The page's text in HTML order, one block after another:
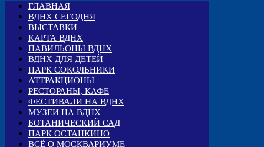
ГЛАВНАЯ
ВДНХ СЕГОДНЯ
ВЫСТАВКИ
КАРТА ВДНХ
ПАВИЛЬОНЫ ВДНХ
ВДНХ ДЛЯ ДЕТЕЙ
ПАРК СОКОЛЬНИКИ
АТТРАКЦИОНЫ
РЕСТОРАНЫ, КАФЕ
ФЕСТИВАЛИ НА ВДНХ
МУЗЕИ НА ВДНХ
БОТАНИЧЕСКИЙ САД
ПАРК ОСТАНКИНО
ВСЁ О МОСКВАРИУМЕ